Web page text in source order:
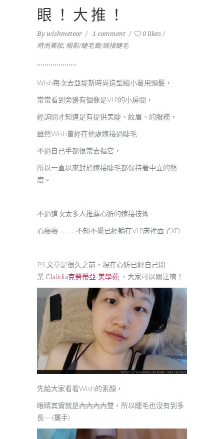
眼！大推！
By wishmeteor 1 comment
0 likes
時尚美妝, 眼影/睫毛膏/嫁接睫毛
Wish每次去亞堤斯時尚造型給小葛用頭髮，
常常看到旁邊有個像是VIP的小房間，
經詢問才知道是有提供美睫、紋眉、的服務，
雖然Wish曾經在他處嫁接過睫毛
不過自己手都很常去摳它，
所以一直以來對於嫁接睫毛都保持著中立的態
度。
不過這次太多人推薦心妡的嫁接技術
心癢癢………..不知不覺已經躺在VIP床裡面了XD
P.S 文章是很久之前，現在心妡已經自己開
業 Claüdia克勞蒂亞·美學苑 ，大家可以關注唷！
先給大家看看Wish的素顏，
眼睛其實就是內內內內雙，所以睫毛也沒有到多
長~~(攤手)